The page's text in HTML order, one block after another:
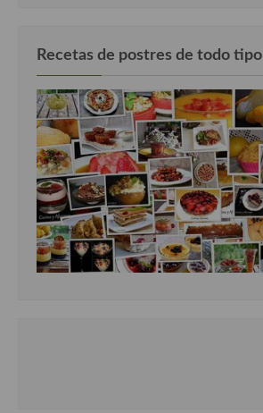
Recetas de postres de todo tipo